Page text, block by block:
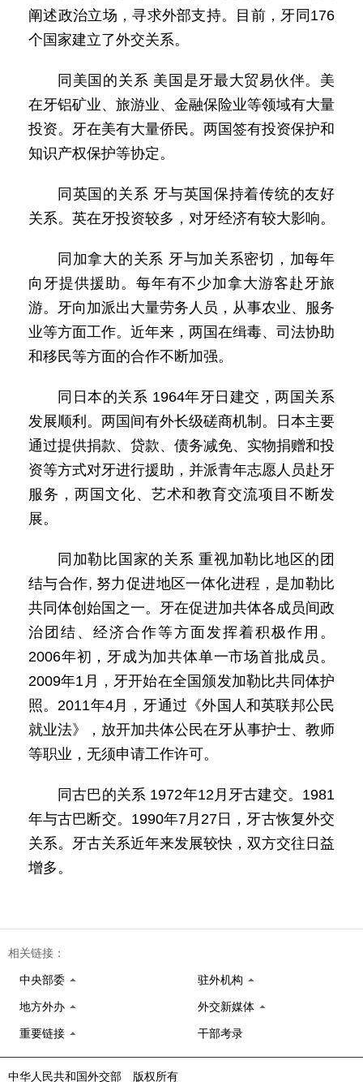
阐述政治立场，寻求外部支持。目前，牙同176
个国家建立了外交关系。
同美国的关系 美国是牙最大贸易伙伴。美
在牙铝矿业、旅游业、金融保险业等领域有大量
投资。牙在美有大量侨民。两国签有投资保护和
知识产权保护等协定。
同英国的关系 牙与英国保持着传统的友好
关系。英在牙投资较多，对牙经济有较大影响。
同加拿大的关系 牙与加关系密切，加每年
向牙提供援助。每年有不少加拿大游客赴牙旅
游。牙向加派出大量劳务人员，从事农业、服务
业等方面工作。近年来，两国在缉毒、司法协助
和移民等方面的合作不断加强。
同日本的关系 1964年牙日建交，两国关系
发展顺利。两国间有外长级磋商机制。日本主要
通过提供捐款、贷款、债务减免、实物捐赠和投
资等方式对牙进行援助，并派青年志愿人员赴牙
服务，两国文化、艺术和教育交流项目不断发
展。
同加勒比国家的关系 重视加勒比地区的团
结与合作, 努力促进地区一体化进程，是加勒比
共同体创始国之一。牙在促进加共体各成员间政
治团结、经济合作等方面发挥着积极作用。
2006年初，牙成为加共体单一市场首批成员。
2009年1月，牙开始在全国颁发加勒比共同体护
照。2011年4月，牙通过《外国人和英联邦公民
就业法》，放开加共体公民在牙从事护士、教师
等职业，无须申请工作许可。
同古巴的关系 1972年12月牙古建交。1981
年与古巴断交。1990年7月27日，牙古恢复外交
关系。牙古关系近年来发展较快，双方交往日益
增多。
相关链接：
中央部委 驻外机构
地方外办 外交新媒体
重要链接 干部考录
中华人民共和国外交部 版权所有